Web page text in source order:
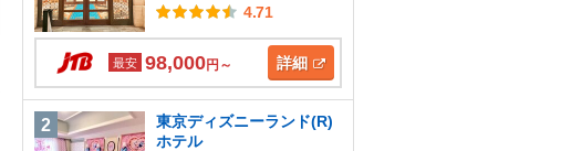
4.71
最安 98,000円～ 詳細
2
東京ディズニーランド(R)
ホテル